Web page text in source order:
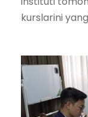
kurslarini